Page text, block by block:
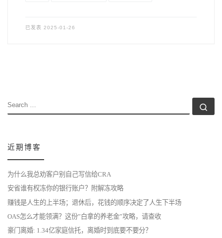
已发表 2025-01-26
SEARCH
近期博客
为什么我总劝客户别自己写信给CRA
安省谁有权冻你的银行账户？附解冻攻略
赚钱是人生的上半场；退休后，花钱的顺序决定了人生下半场
OAS怎么才能领满？这份”白拿的养老金”攻略，请查收
豪门离婚: 1.34亿家庭信托，离婚时到底要不要分？